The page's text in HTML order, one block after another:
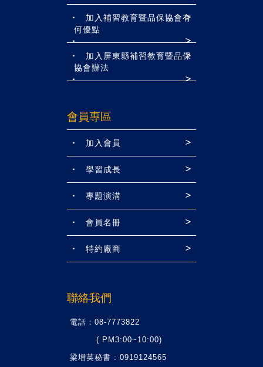
加入補習教育暨品保協會有
何優點
加入屏東縣補習教育暨品保
協會辦法
會員專區
加入會員
學習成長
專題演溝
會員名冊
特約廠商
聯絡我們
電話：08-7773822
( PM3:00~10:00)
梁增英秘書 : 0919124565